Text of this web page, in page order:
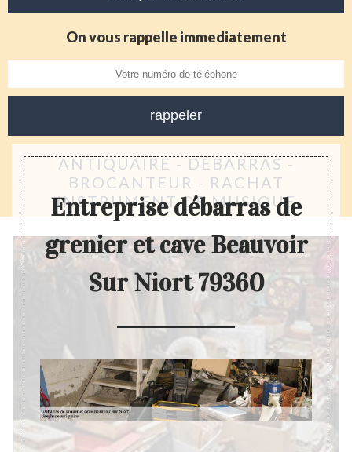
On vous rappelle immediatement
ANTIQUAIRE - DÉBARRAS -
BROCANTEUR - RACHAT
INSTRUMENT DE MUSIQUE
Entreprise débarras de
grenier et cave Beauvoir
Sur Niort 79360